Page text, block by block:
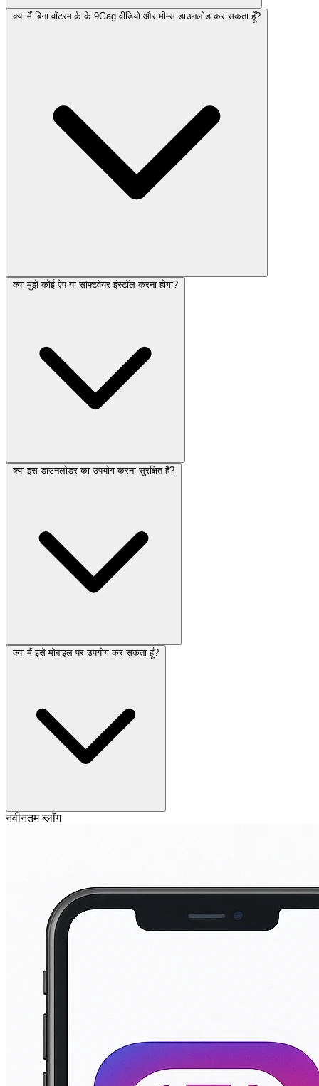
क्या मैं बिना वॉटरमार्क के 9Gag वीडियो और मीम्स डाउनलोड कर सकता हूँ?
क्या मुझे कोई ऐप या सॉफ्टवेयर इंस्टॉल करना होगा?
क्या इस डाउनलोडर का उपयोग करना सुरक्षित है?
क्या मैं इसे मोबाइल पर उपयोग कर सकता हूँ?
नवीनतम ब्लॉग